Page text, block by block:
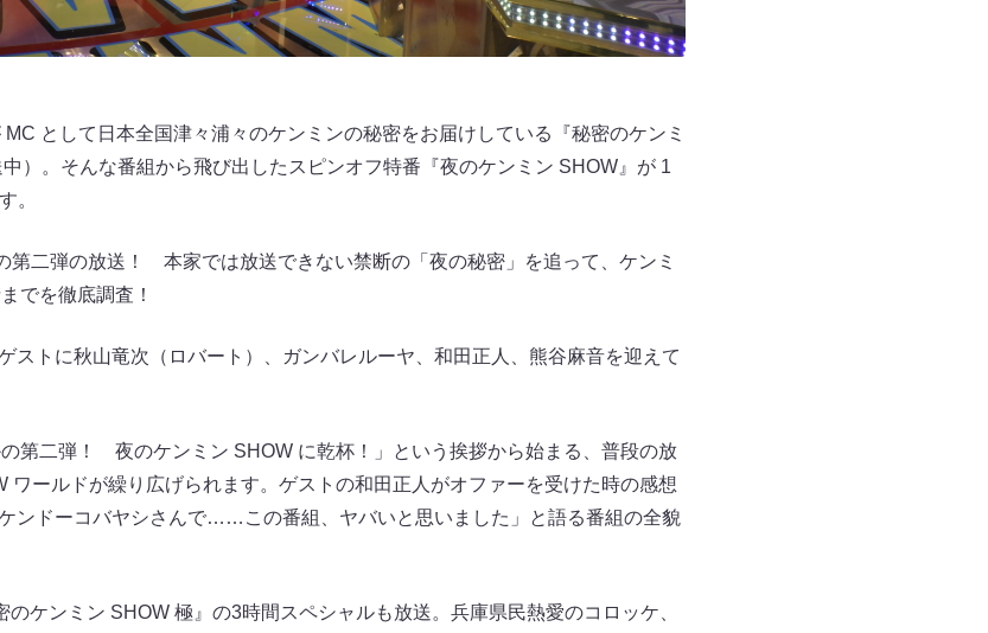
として日本全国津々浦々のケンミンの秘密をお届けしている『秘密のケンミ
）。そんな番組から飛び出したスピンオフ特番『夜のケンミン SHOW』が 1
。
第二弾の放送！ 本家では放送できない禁断の「夜の秘密」を追って、ケンミ
までを徹底調査！
ストに秋山竜次（ロバート）、ガンバレルーヤ、和田正人、熊谷麻音を迎えて
第二弾！ 夜のケンミン SHOW に乾杯！」という挨拶から始まる、普段の放
ワールドが繰り広げられます。ゲストの和田正人がオファーを受けた時の感想
ンドーコバヤシさんで……この番組、ヤバいと思いました」と語る番組の全貌
ケンミン SHOW 極』の3時間スペシャルも放送。兵庫県民熱愛のコロッケ、